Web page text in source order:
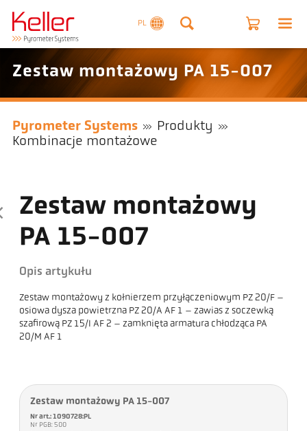
PL
Zestaw montażowy PA 15-007
Pyrometer Systems
Produkty
Kombinacje montażowe
Zestaw montażowy
PA 15-007
Opis artykułu
Zestaw montażowy z kołnierzem przyłączeniowym PZ 20/F –
osiowa dysza powietrzna PZ 20/A AF 1 – zawias z soczewką
szafirową PZ 15/I AF 2 – zamknięta armatura chłodząca PA
20/M AF 1
Zestaw montażowy PA 15-007
Nr art.: 1090728:PL
Nr PGB: 500